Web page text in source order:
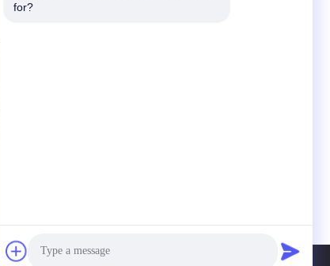
ACHTER
Co., Ltd. All Rights Reserved.
for?